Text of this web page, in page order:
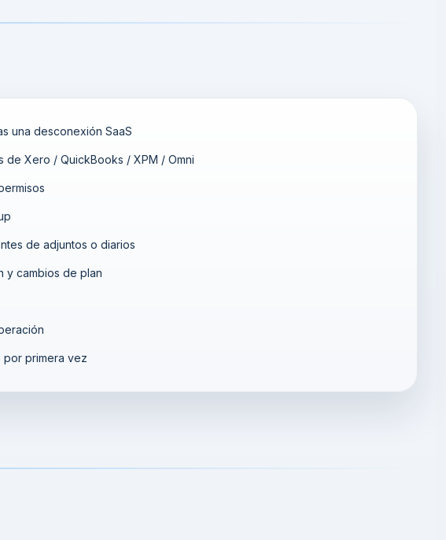
una desconexión SaaS
de Xero / QuickBooks / XPM / Omni
de adjuntos o diarios
y cambios de plan
por primera vez